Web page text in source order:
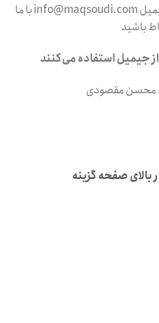
اگر مسئله ای داشتید از طریق ایمیل info@maqsoudi.com با ما
باشید
جیمیل استفاده می‌کنند
بالای صفحه گزینه